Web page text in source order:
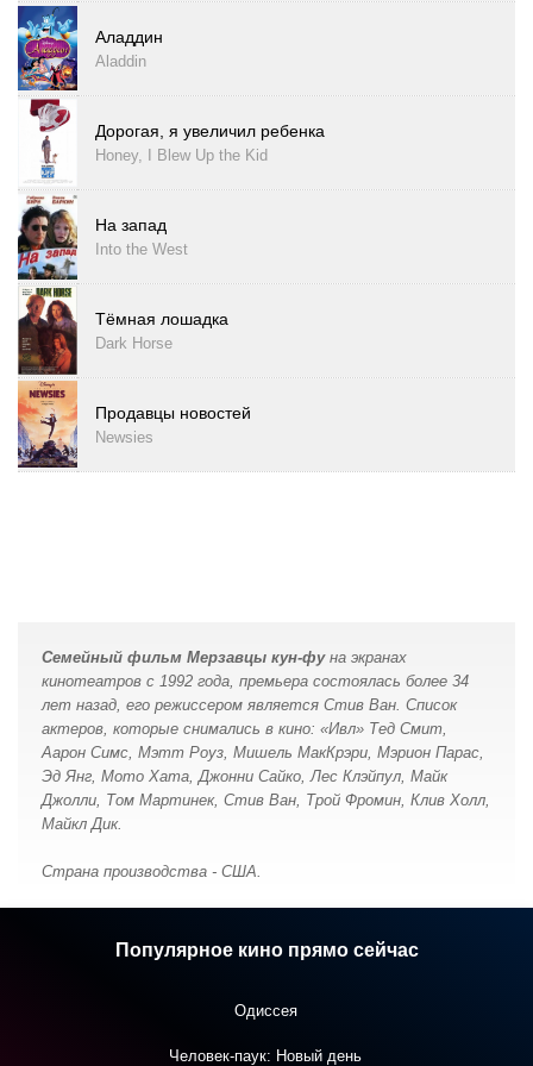
Аладдин
Aladdin
Дорогая, я увеличил ребенка
Honey, I Blew Up the Kid
На запад
Into the West
Тёмная лошадка
Dark Horse
Продавцы новостей
Newsies
Семейный фильм Мерзавцы кун-фуна экранах
кинотеатров с 1992 года, премьера состоялась более 34
лет назад, его режиссером является Стив Ван. Список
актеров, которые снимались в кино: «Ивл» Тед Смит,
Аарон Симс, Мэтт Роуз, Мишель МакКрэри, Мэрион Парас,
Эд Янг, Мото Хата, Джонни Сайко, Лес Клэйпул, Майк
Джолли, Том Мартинек, Стив Ван, Трой Фромин, Клив Холл,
Майкл Дик.
Страна производства - США.
Популярное кино прямо сейчас
Одиссея
Человек-паук: Новый день